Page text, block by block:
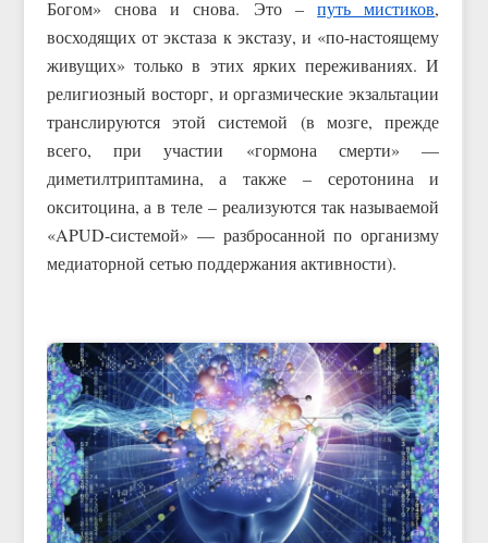
Богом» снова и снова. Это –путь мистиков,
восходящих от экстаза к экстазу, и «по-настоящему
живущих» только в этих ярких переживаниях. И
религиозный восторг, и оргазмические экзальтации
транслируются этой системой (в мозге, прежде
всего, при участии «гормона смерти» —
диметилтриптамина, а также – серотонина и
окситоцина, а в теле – реализуются так называемой
«APUD-системой» — разбросанной по организму
медиаторной сетью поддержания активности).